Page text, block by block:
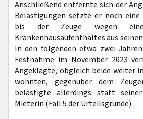
Anschließend entfernte sich der
Belästigungen setzte er noch
bis der Zeuge wegen
Krankenhausaufenthaltes aus
In den folgenden etwa zwei
Festnahme im November 2023
Angeklagte, obgleich beide weiter
wohnten, gegenüber dem
belästigte allerdings statt
Mieterin (Fall 5 der Urteilsgründe).